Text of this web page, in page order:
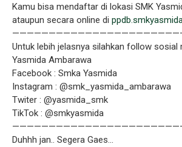
Kamu bisa mendaftar di lokasi SMK
ataupun secara online di
Untuk lebih jelasnya silahkan follow sosial
Yasmida Ambarawa
Facebook : Smka Yasmida
Instagram : @smk_yasmida_ambarawa
Twiter : @yasmida_smk
TikTok : @smkyasmida
Duhhh jan.. Segera Gaes…